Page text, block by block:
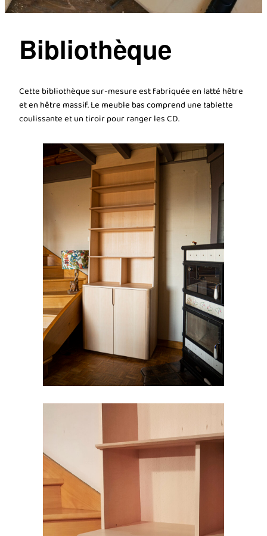
Bibliothèque
Cette bibliothèque sur-mesure est fabriquée en latté hêtre
et en hêtre massif. Le meuble bas comprend une tablette
coulissante et un tiroir pour ranger les CD.